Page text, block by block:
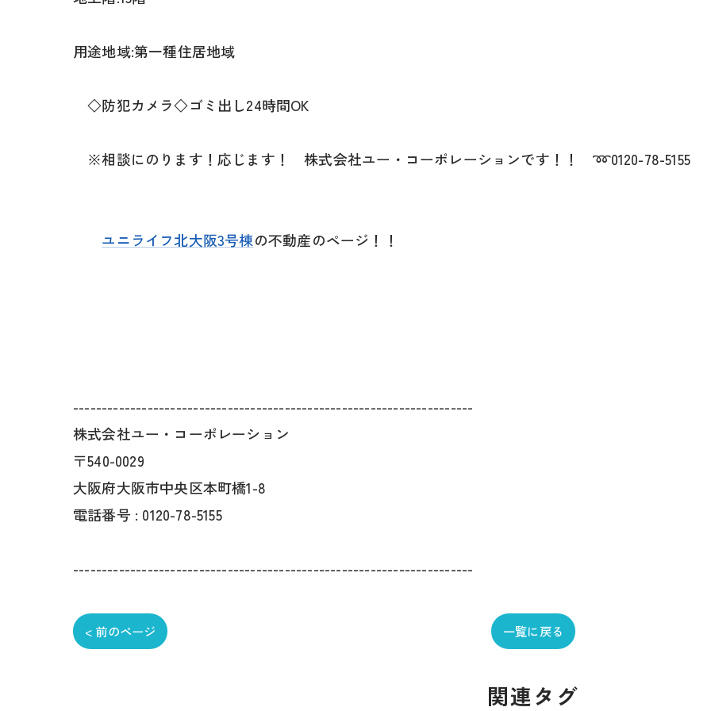
用途地域:第一種住居地域
◇防犯カメラ◇ゴミ出し24時間OK
※相談にのります！応じます！ 株式会社ユー・コーポレーションです！！ ➿0120-78-5155
ユニライフ北大阪3号棟の不動産のページ！！
----------------------------------------------------------------------
株式会社ユー・コーポレーション
〒540-0029
大阪府大阪市中央区本町橋1-8
電話番号 : 0120-78-5155
----------------------------------------------------------------------
< 前のページ 一覧に戻る
関連タグ